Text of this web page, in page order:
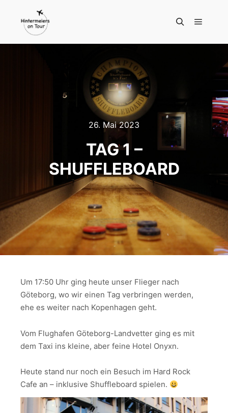
26. Mai 2023
TAG 1 –
SHUFFLEBOARD
Um 17:50 Uhr ging heute unser Flieger nach
Göteborg, wo wir einen Tag verbringen werden,
ehe es weiter nach Kopenhagen geht.
Vom Flughafen Göteborg-Landvetter ging es mit
dem Taxi ins kleine, aber feine Hotel Onyxn.
Heute stand nur noch ein Besuch im Hard Rock
Cafe an – inklusive Shuffleboard spielen.